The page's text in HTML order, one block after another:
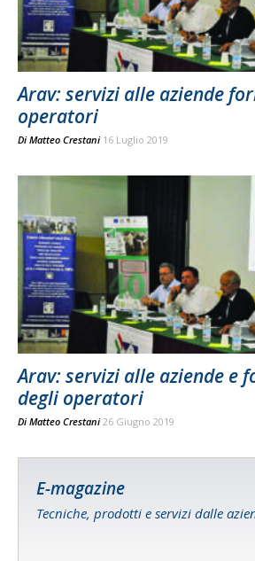
Arav: servizi alle aziende
operatori
Di Matteo Crestani 16 Luglio 2019
Arav: servizi alle aziende e
degli operatori
Di Matteo Crestani 26 Giugno 2019
E-magazine
Tecniche, prodotti e servizi dalle